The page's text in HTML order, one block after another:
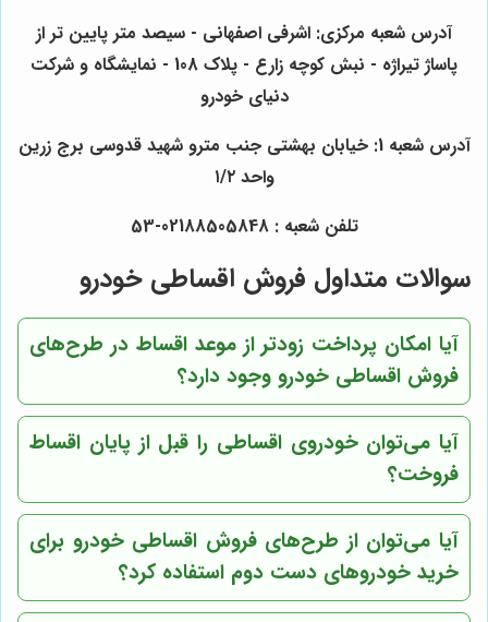
آدرس شعبه مرکزی: اشرفی اصفهانی - سیصد متر پایین تر از
پاساژ تیراژه - نبش کوچه زارع - پلاک 108 - نمایشگاه و شرکت
دنیای خودرو
آدرس شعبه 1: خیابان بهشتی جنب مترو شهید قدوسی برج زرین
واحد ۱/۲
تلفن شعبه : 02188505848-53
سوالات متداول فروش اقساطی خودرو
آیا امکان پرداخت زودتر از موعد اقساط در طرح‌های
فروش اقساطی خودرو وجود دارد؟
آیا می‌توان خودروی اقساطی را قبل از پایان اقساط
فروخت؟
آیا می‌توان از طرح‌های فروش اقساطی خودرو برای
خرید خودروهای دست دوم استفاده کرد؟